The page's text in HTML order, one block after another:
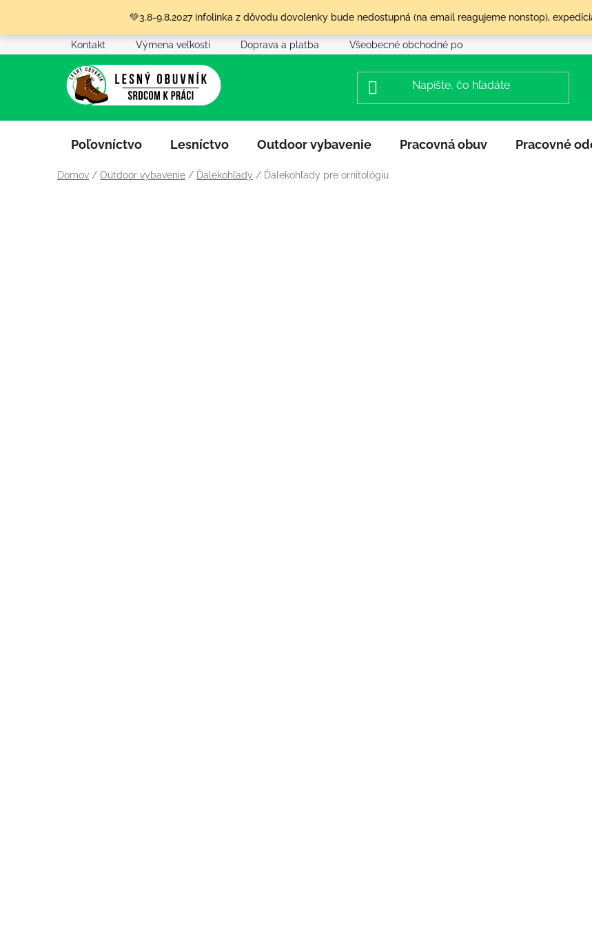
obsah
💚3.8-9.8.2027 infolinka z dôvodu dovolenky bude nedostupná (na email reagujeme nonstop),
Kontakt Výmena veľkosti Doprava a platba Všeobecné obchodné podmienky
Poľovníctvo Lesníctvo Outdoor vybavenie Pracovná obuv Pracovné
Domov / Outdoor vybavenie / Ďalekohľady / Ďalekohľady pre ornitológiu